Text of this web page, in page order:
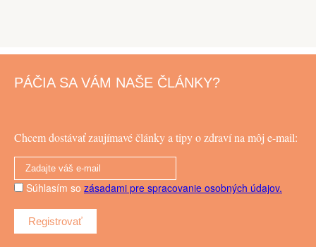
PÁČIA SA VÁM NAŠE ČLÁNKY?
Chcem dostávať zaujímavé články a tipy o zdraví na môj e-mail:
Súhlasím so zásadami pre spracovanie osobných údajov.
Registrovať